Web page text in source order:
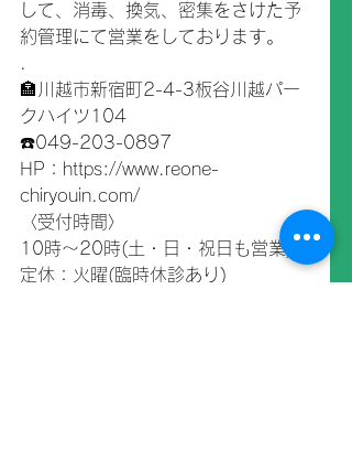
して、消毒、換気、密集をさけた予
約管理にて営業をしております。
🏣川越市新宿町2-4-3板谷川越パー
クハイツ104
☎️049-203-0897
HP：https://www.reone-
chiryouin.com/
〈受付時間〉
10時～20時(土・日・祝日も営業)
定休：火曜(臨時休診あり)